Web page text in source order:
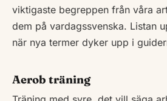
viktigaste begreppen från våra
dem på vardagssvenska. Listan
när nya termer dyker upp i
Aerob träning